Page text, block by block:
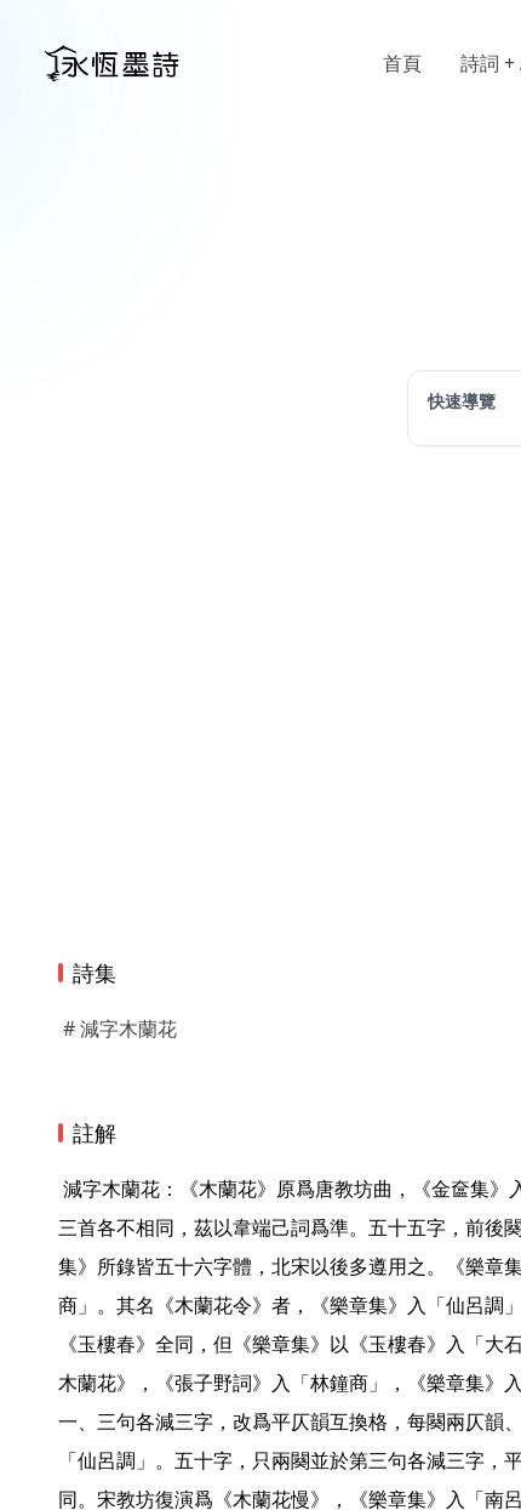
首頁 詩詞 +
快速導覽
詩集
# 減字木蘭花
註解
三首各不相同，茲以韋端己詞爲準。五十五字，前後
集》所錄皆五十六字體，北宋以後多遵用之。《樂章
商」。其名《木蘭花令》者，《樂章集》入「仙呂調
《玉樓春》全同，但《樂章集》以《玉樓春》入「大
木蘭花》，《張子野詞》入「林鐘商」，《樂章集》
一、三句各減三字，改爲平仄韻互換格，每闋兩仄韻
「仙呂調」。五十字，只兩闋並於第三句各減三字，
同。宋教坊復演爲《木蘭花慢》，《樂章集》入「南